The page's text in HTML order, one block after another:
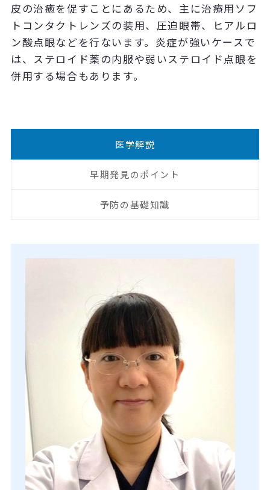
皮の治癒を促すことにあるため、主に治療用ソフ
トコンタクトレンズの装用、圧迫眼帯、ヒアルロ
ン酸点眼などを行ないます。炎症が強いケースで
は、ステロイド薬の内服や弱いステロイド点眼を
併用する場合もあります。
医学解説
早期発見のポイント
予防の基礎知識